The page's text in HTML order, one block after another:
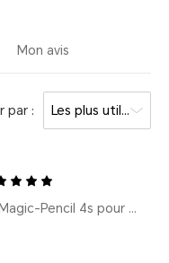
Mon avis
par : Les plus utiles
Par HONOR Magic-Pencil 4s pour HONOR MagicPad4